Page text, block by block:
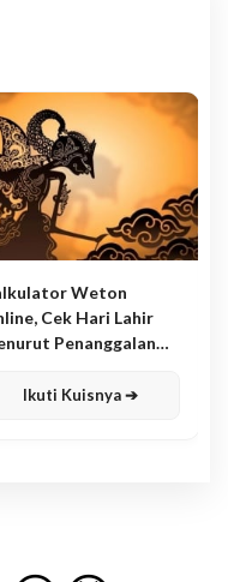
Weton
Cek Hari Lahir
Penanggalan
Ikuti Kuisnya ➔